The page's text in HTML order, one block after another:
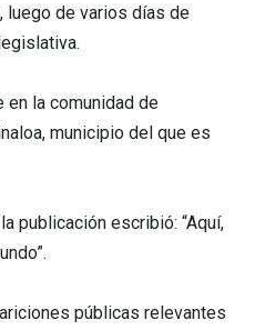
luego de varios días de
en la comunidad de
municipio del que es
publicación escribió: “Aquí,
públicas relevantes